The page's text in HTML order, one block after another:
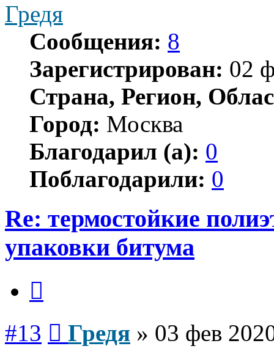
Гредя
Сообщения: 8
Зарегистрирован: 02
Страна, Регион,
Город: Москва
Благодарил (а): 0
Поблагодарили: 0
Re: термостойкие
упаковки битума
#13 Гредя » 03 фев